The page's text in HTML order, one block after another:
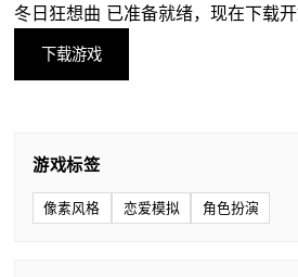
冬日狂想曲 已准备就绪，现在下载开
下载游戏
游戏标签
像素风格 恋爱模拟 角色扮演